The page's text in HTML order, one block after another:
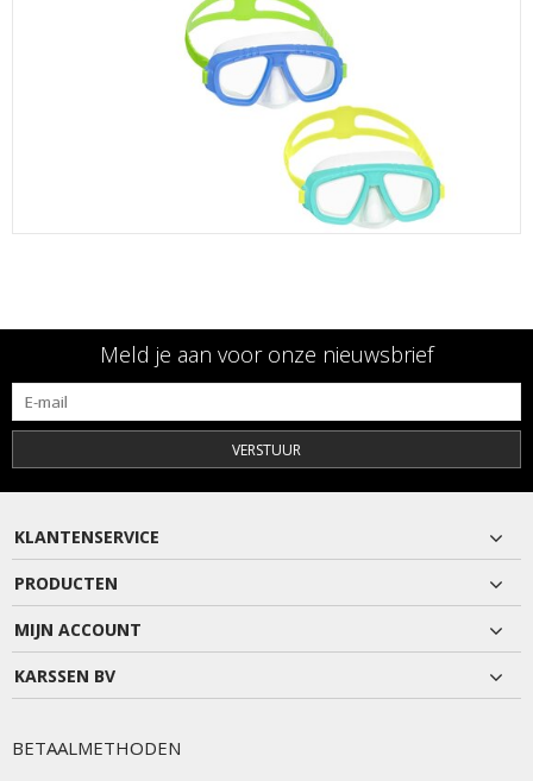
Meld je aan voor onze nieuwsbrief
VERSTUUR
KLANTENSERVICE
PRODUCTEN
MIJN ACCOUNT
KARSSEN BV
BETAALMETHODEN